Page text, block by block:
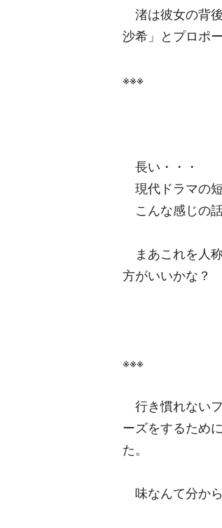
渚は彼女の背後
沙希」とプロポ
※※※
長い・・・
現代ドラマの短
こんな感じの話
まあこれを人
方がいいかな？
※※※
行き慣れない
ーズをするため
た。
味なんて分から